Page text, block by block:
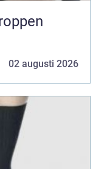
02 augusti 2026